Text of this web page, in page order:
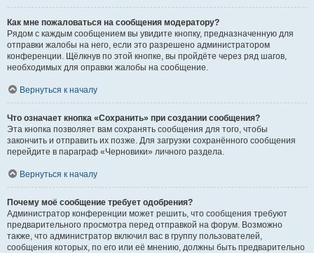
Как мне пожаловаться на сообщения модератору?
Рядом с каждым сообщением вы увидите кнопку, предназначенную для
отправки жалобы на него, если это разрешено администратором
конференции. Щёлкнув по этой кнопке, вы пройдёте через ряд шагов,
необходимых для оправки жалобы на сообщение.
Вернуться к началу
Что означает кнопка «Сохранить» при создании сообщения?
Эта кнопка позволяет вам сохранять сообщения для того, чтобы
закончить и отправить их позже. Для загрузки сохранённого сообщения
перейдите в параграф «Черновики» личного раздела.
Вернуться к началу
Почему моё сообщение требует одобрения?
Администратор конференции может решить, что сообщения требуют
предварительного просмотра перед отправкой на форум. Возможно
также, что администратор включил вас в группу пользователей,
сообщения которых, по его или её мнению, должны быть предварительно